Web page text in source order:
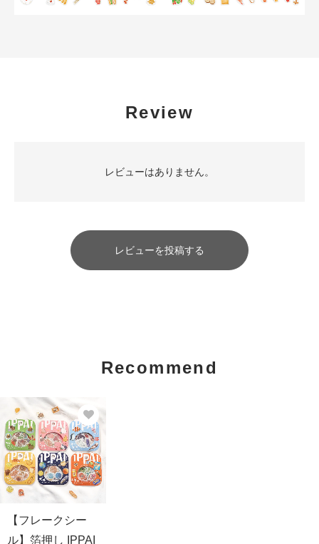
Review
レビューはありません。
レビューを投稿する
Recommend
【フレークシー
ル】箔押し IPPAI